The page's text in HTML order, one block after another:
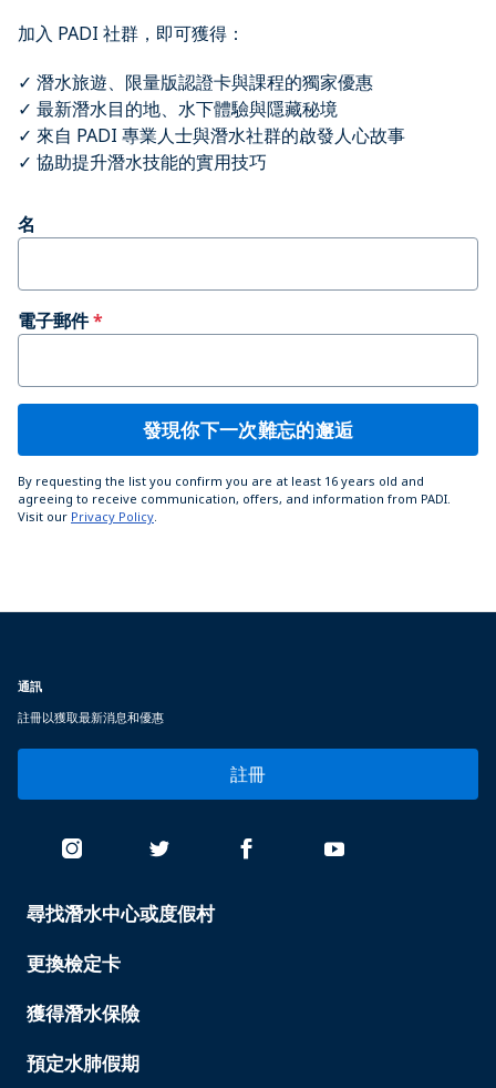
加入 PADI 社群，即可獲得：
✓ 潛水旅遊、限量版認證卡與課程的獨家優惠
✓ 最新潛水目的地、水下體驗與隱藏秘境
✓ 來自 PADI 專業人士與潛水社群的啟發人心故事
✓ 協助提升潛水技能的實用技巧
名
電子郵件
發現你下一次難忘的邂逅
By requesting the list you confirm you are at least 16 years old and
agreeing to receive communication, offers, and information from PADI.
Visit our Privacy Policy.
通訊
註冊以獲取最新消息和優惠
註冊
PADI
尋找潛水中心或度假村
更換檢定卡
獲得潛水保險
預定水肺假期